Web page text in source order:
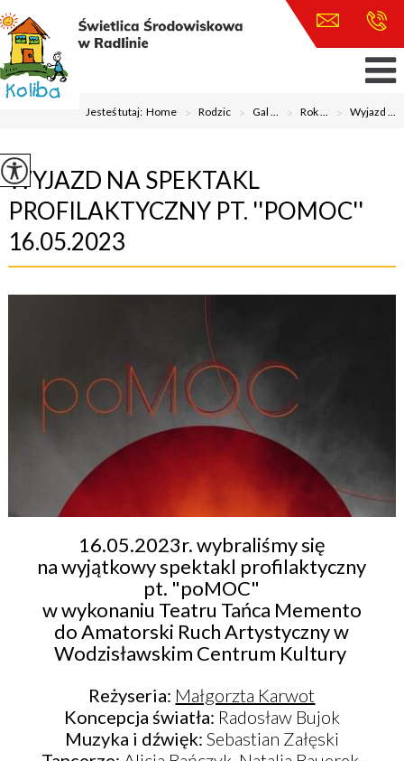
Jesteś tutaj:Home > Rodzic > Gal ... > Rok ... > Wyjazd ...
WYJAZD NA SPEKTAKL
PROFILAKTYCZNY PT. ''POMOC''
16.05.2023
16.05.2023r. wybraliśmy się
na wyjątkowy spektakl profilaktyczny
pt. "poMOC"
w wykonaniu Teatru Tańca Memento
do Amatorski Ruch Artystyczny w
Wodzisławskim Centrum Kultury
Reżyseria: Małgorzta Karwot
Koncepcja światła: Radosław Bujok
Muzyka i dźwięk: Sebastian Załęski